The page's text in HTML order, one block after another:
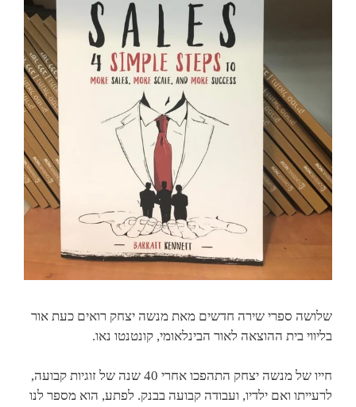
שלושה ספרי שירה חדשים מאת מנשה יצחק רואים כעת אור
בליווי בית ההוצאה לאור הבינלאומי, קונטנטו נאו.
חייו של מנשה יצחק התהפכו אחרי 40 שנה של זוגיות קבועה,
לרעייתו ואם ילדיו, ועבודה קבועה בבנק. לפתע, הוא מספר לנו